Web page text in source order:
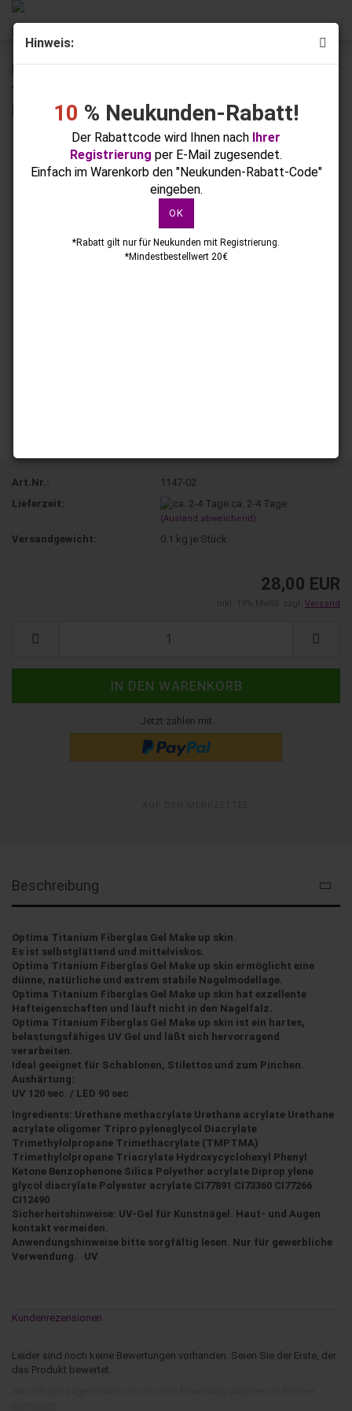
Hinweis:
10 % Neukunden-Rabatt!
Der Rabattcode wird Ihnen nach Ihrer
Registrierung per E-Mail zugesendet.
Einfach im Warenkorb den "Neukunden-Rabatt-Code"
eingeben.
OK
*Rabatt gilt nur für Neukunden mit Registrierung.
*Mindestbestellwert 20€
« Erster « zurück weiter »
Letzter »
43
Optima Titanium Fiberglas Gel Make up skin 30g
Art.Nr.:
1147-02
Lieferzeit:
ca. 2-4 Tage
(Ausland abweichend)
Versandgewicht: 0.1 kg je Stück
28,00 EUR
Versand
Jetzt zahlen mit
Beschreibung
Optima Titanium Fiberglas Gel Make up skin.
Es ist selbstglättend und mittelviskos.
Optima Titanium Fiberglas Gel Make up skin ermöglicht eine
dünne, natürliche und extrem stabile Nagelmodellage.
Optima Titanium Fiberglas Gel Make up skin hat exzellente
Hafteigenschaften und läuft nicht in den Nagelfalz.
Optima Titanium Fiberglas Gel Make up skin ist ein hartes,
belastungsfähiges UV Gel und läßt sich hervorragend
verarbeiten.
Ideal geeignet für Schablonen, Stilettos und zum Pinchen.
Aushärtung:
UV 120 sec. / LED 90 sec.
Ingredients: Urethane methacrylate Urethane acrylate Urethane
acrylate oligomer Tripro pyleneglycol Diacrylate
Trimethylolpropane Trimethacrylate (TMPTMA)
Trimethylolpropane Triacrylate Hydroxycyclohexyl Phenyl
Ketone Benzophenone Silica Polyether acrylate Diprop ylene
glycol diacrylate Polyester acrylate CI77891 CI73360 CI77266
CI12490
Sicherheitshinweise: UV-Gel für Kunstnägel. Haut- und Augen
kontakt vermeiden.
Anwendungshinweise bitte sorgfältig lesen. Nur für gewerbliche
Verwendung. UV
Kundenrezensionen
Leider sind noch keine Bewertungen vorhanden. Seien Sie der Erste, der
das Produkt bewertet.